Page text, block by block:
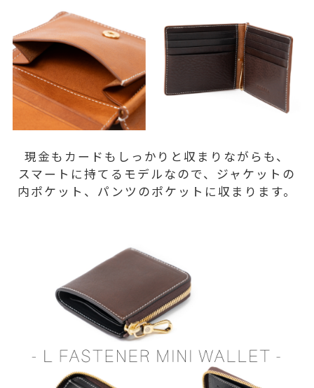
現金もカードもしっかりと収まりながらも、
スマートに持てるモデルなので、ジャケットの
内ポケット、パンツのポケットに収まります。